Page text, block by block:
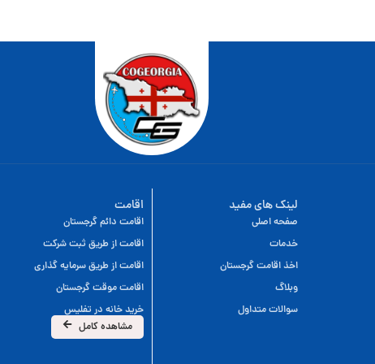
اقامت
اقامت دائم گرجستان
اقامت از طریق ثبت شرکت
اقامت از طریق سرمایه گذاری
اقامت موقت گرجستان
خرید خانه در تفلیس
مشاهده کامل
لینک های مفید
صفحه اصلی
خدمات
اخذ اقامت گرجستان
وبلاگ
سوالات متداول